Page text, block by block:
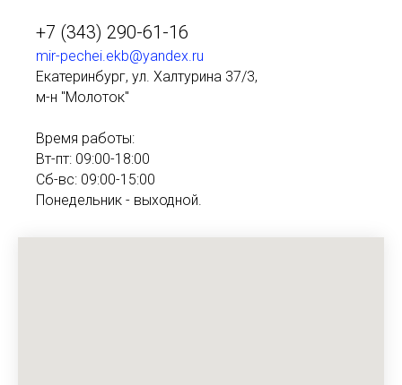
+7 (343) 290-61-16
mir-pechei.ekb@yandex.ru
Екатеринбург, ул. Халтурина 37/3,
м-н "Молоток"
Время работы:
Вт-пт: 09:00-18:00
Сб-вс: 09:00-15:00
Понедельник - выходной.